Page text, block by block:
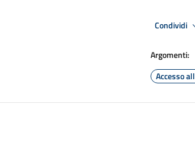
Condividi
Argomenti:
Accesso